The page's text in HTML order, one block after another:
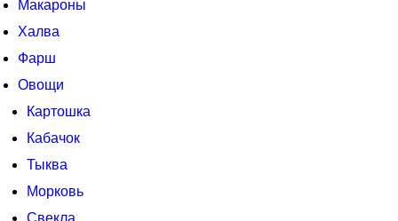
Макароны
Халва
Фарш
Овощи
Картошка
Кабачок
Тыква
Морковь
Свекла